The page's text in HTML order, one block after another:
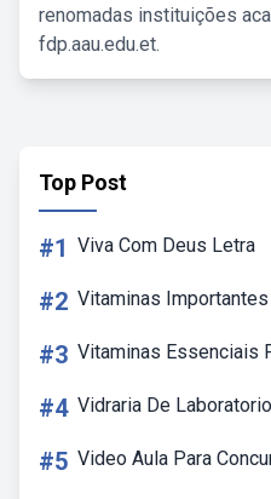
renomadas instituições
fdp.aau.edu.et.
Top Post
#1 Viva Com Deus Letra
#2 Vitaminas
#3 Vitaminas Essenciais
#4 Vidraria De
#5 Video Aula Para